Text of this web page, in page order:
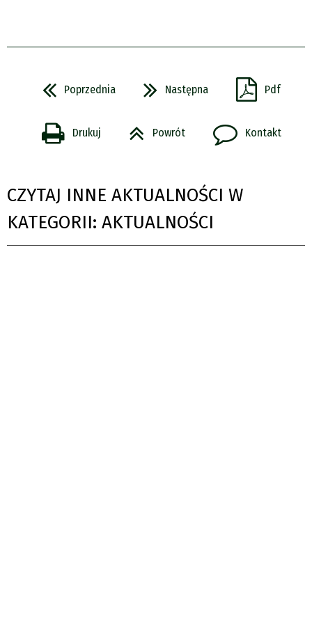
Poprzednia Następna Pdf
Drukuj Powrót Kontakt
CZYTAJ INNE AKTUALNOŚCI W
KATEGORII: AKTUALNOŚCI